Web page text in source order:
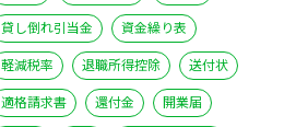
貸し倒れ引当金
資金繰り表
軽減税率
退職所得控除
送付状
適格請求書
還付金
開業届